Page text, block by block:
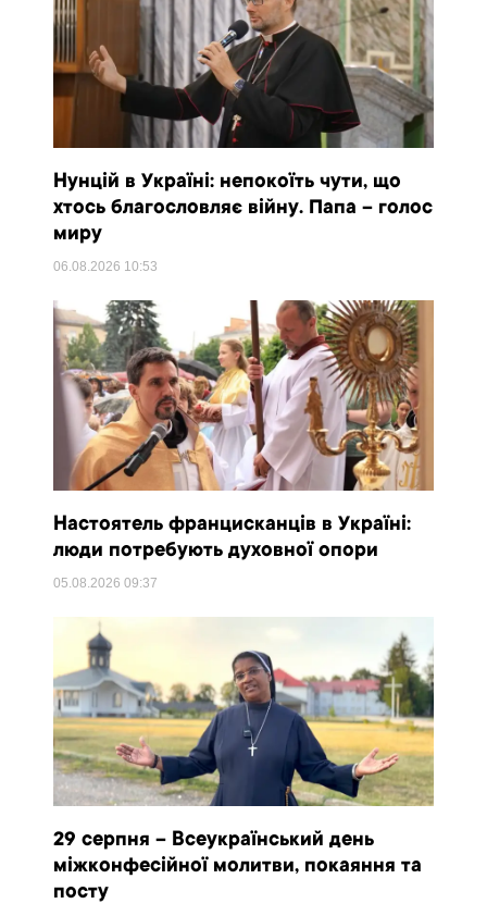
Нунцій в Україні: непокоїть чути, що
хтось благословляє війну. Папа – голос
миру
06.08.2026 10:53
Настоятель францисканців в Україні:
люди потребують духовної опори
05.08.202609:37
29 серпня – Всеукраїнський день
міжконфесійної молитви, покаяння та
посту